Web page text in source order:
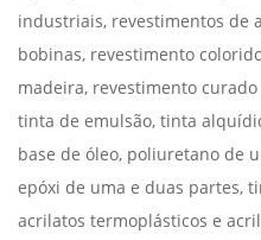
industriais, revestimentos de
bobinas, revestimento
madeira, revestimento
tinta de emulsão, tinta
base de óleo, poliuretano de
epóxi de uma e duas partes,
acrilatos termoplásticos e